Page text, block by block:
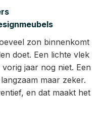
zon binnenkomt
doet. Een lichte vlek
jaar nog niet. Een
maar zeker.
en dat maakt het